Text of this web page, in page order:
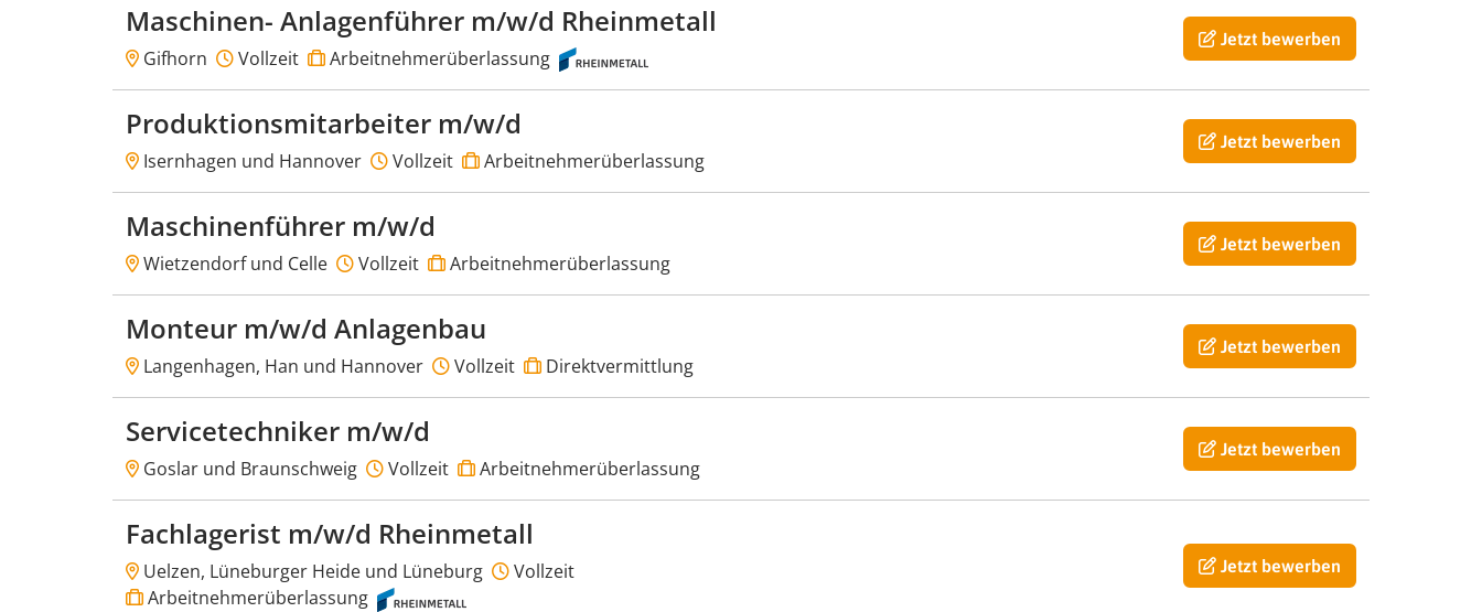
Maschinen- Anlagenführer m/w/d Rheinmetall
Gifhorn Vollzeit Arbeitnehmerüberlassung
Jetzt bewerben
Produktionsmitarbeiter m/w/d
Isernhagen und Hannover Vollzeit Arbeitnehmerüberlassung
Jetzt bewerben
Maschinenführer m/w/d
Wietzendorf und Celle Vollzeit Arbeitnehmerüberlassung
Jetzt bewerben
Monteur m/w/d Anlagenbau
Langenhagen, Han und Hannover Vollzeit Direktvermittlung
Jetzt bewerben
Servicetechniker m/w/d
Goslar und Braunschweig Vollzeit Arbeitnehmerüberlassung
Jetzt bewerben
Fachlagerist m/w/d Rheinmetall
Uelzen, Lüneburger Heide und Lüneburg
Vollzeit
Arbeitnehmerüberlassung
Jetzt bewerben